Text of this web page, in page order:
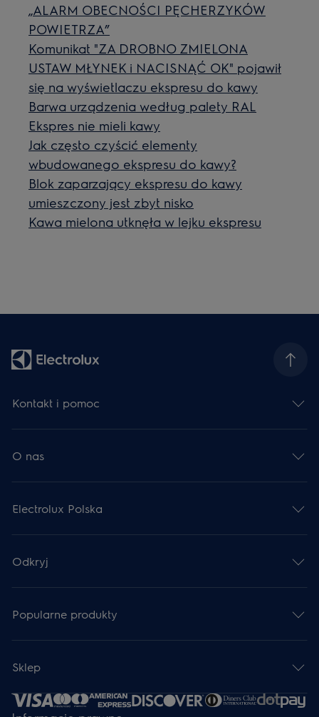
„ALARM OBECNOŚCI PĘCHERZYKÓW
POWIETRZA”
Komunikat "ZA DROBNO ZMIELONA
USTAW MŁYNEK i NACISNĄĆ OK" pojawił
się na wyświetlaczu ekspresu do kawy
Barwa urządzenia według palety RAL
Ekspres nie mieli kawy
Jak często czyścić elementy
wbudowanego ekspresu do kawy?
Blok zaparzający ekspresu do kawy
umieszczony jest zbyt nisko
Kawa mielona utknęła w lejku ekspresu
Kontakt i pomoc
O nas
Electrolux Polska
Odkryj
Popularne produkty
Sklep